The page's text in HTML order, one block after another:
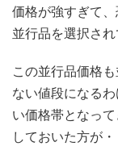
価格が強すぎて
並行品を選択さ
この並行品価格
ない値段になる
い価格帯となっ
しておいた方が